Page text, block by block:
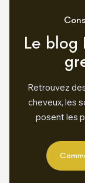
Le blog
Retrouvez
cheveux, les
posent les
Comm